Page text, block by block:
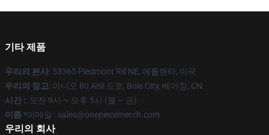
기타 제품
우리의 본사: 53365 Piedmont Rd NE, 애틀랜타, 미국
우리의 창고: 아니오 80 Anli 도로, Bole City, 베이징, CN
시간 :: 오전 9시 ~ 오후 5시 (월 ~ 금)
이름 *이메일 : sales@onepiecemerch.com
우리의 회사